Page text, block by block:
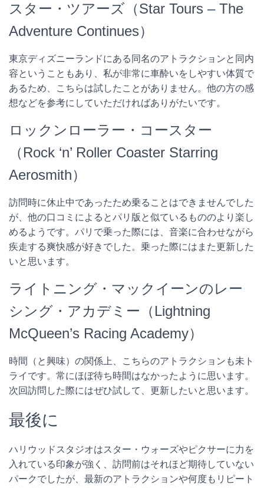
スター・ツアーズ（Star Tours – The
Adventure Continues）
東京ディズニーランドにある同名のアトラクションと同内
容ということもあり、私が非常に車酔いをしやすい体質で
あるため、こちらは試したことがありません。他の方の感
想などを参考にしていただければありがたいです。
ロックンローラー・コースター
（Rock ‘n’ Roller Coaster Starring
Aerosmith）
訪問時に休止中であったため乗ることはできませんでした
が、他の口コミによるとパリ版と似ているもののより楽し
めるようです。パリで乗った際には、音楽に合わせながら
疾走する爽快感が好きでした。乗った際にはまた更新した
いと思います。
ライトニング・マックイーンのレー
シング・アカデミー（Lightning
McQueen’s Racing Academy）
時間（と興味）の関係上、こちらのアトラクションも未ト
ライです。常にほぼ待ち時間はなかったように思います。
次回訪問した際にはぜひ試して、更新したいと思います。
最後に
ハリウッドスタジオはスター・ウォーズやピクサーに力を
入れている印象が強く、訪問前はそれほど期待していない
パークでしたが、最新のアトラクションや何度もリピート